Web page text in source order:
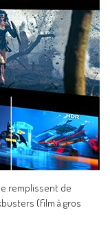
remplissent de
(film à gros